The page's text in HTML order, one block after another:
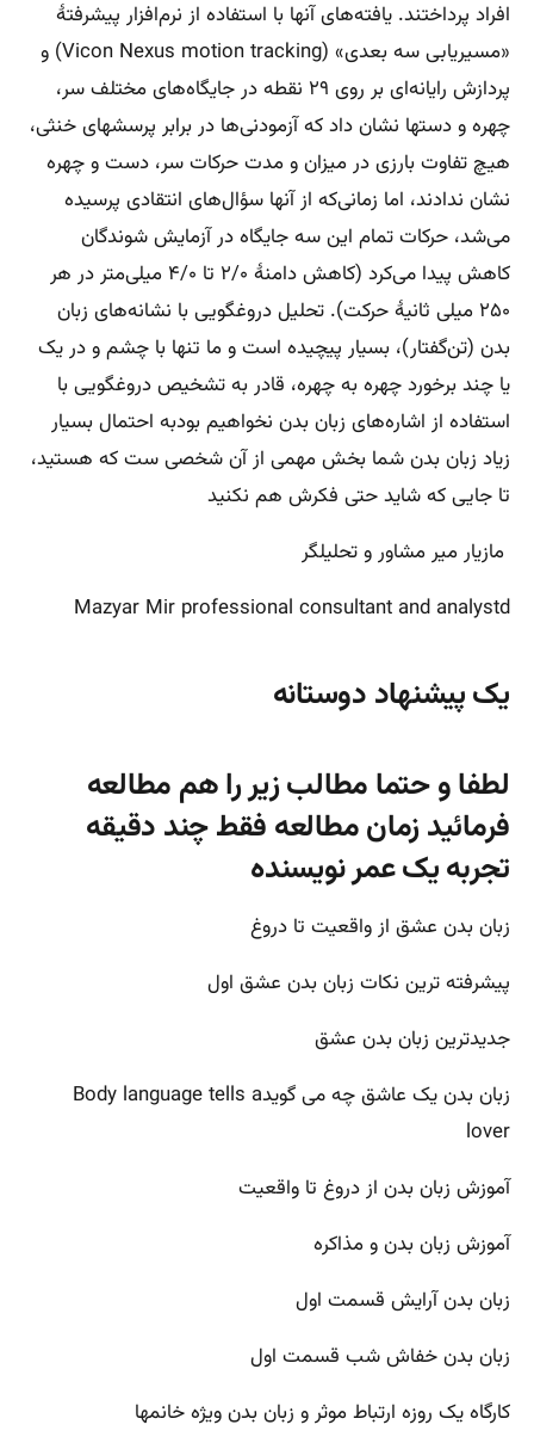
افراد پرداختند. یافته‌های آنها با استفاده از نرم‌افزار پیشرفتهٔ
«مسیریابی سه بعدی» (Vicon Nexus motion tracking) و
پردازش رایانه‌ای بر روی ۲۹ نقطه در جایگاه‌های مختلف سر،
چهره و دستها نشان داد که آزمودنی‌ها در برابر پرسشهای خنثی،
هیچ تفاوت بارزی در میزان و مدت حرکات سر، دست و چهره
نشان ندادند، اما زمانی‌که از آنها سؤال‌های انتقادی پرسیده
می‌شد، حرکات تمام این سه جایگاه در آزمایش شوندگان
کاهش پیدا می‌کرد (کاهش دامنهٔ ۲/۰ تا ۴/۰ میلی‌متر در هر
۲۵۰ میلی ثانیهٔ حرکت). تحلیل دروغگویی با نشانه‌های زبان
بدن (تن‌گفتار)، بسیار پیچیده است و ما تنها با چشم و در یک
یا چند برخورد چهره به چهره، قادر به تشخیص دروغگویی با
استفاده از اشاره‌های زبان بدن نخواهیم بودبه احتمال بسیار
زیاد زبان بدن شما بخش مهمی از آن شخصی ست که هستید،
تا جایی که شاید حتی فکرش هم نکنید
مازیار میر مشاور و تحلیلگر
Mazyar Mir professional consultant and analystd
یک پیشنهاد دوستانه
لطفا و حتما مطالب زیر را هم مطالعه
فرمائید زمان مطالعه فقط چند دقیقه
تجربه یک عمر نویسنده
زبان بدن عشق از واقعیت تا دروغ
پیشرفته ترین نکات زبان بدن عشق اول
جدیدترین زبان بدن عشق
زبان بدن یک عاشق چه می گویدBody language tells a
lover
آموزش زبان بدن از دروغ تا واقعیت
آموزش زبان بدن و مذاکره
زبان بدن آرایش قسمت اول
زبان بدن خفاش شب قسمت اول
کارگاه یک روزه ارتباط موثر و زبان بدن ویژه خانمها